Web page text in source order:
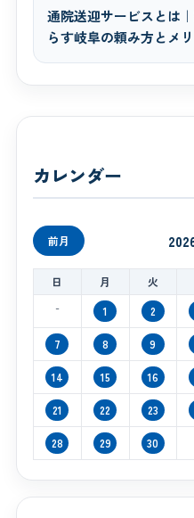
通院送迎サービスとは
らす岐阜の頼み方とメ
カレンダー
前月
日 月 火
-
1 2
7 8 9
14 15 16
21 22 23
28 29 30